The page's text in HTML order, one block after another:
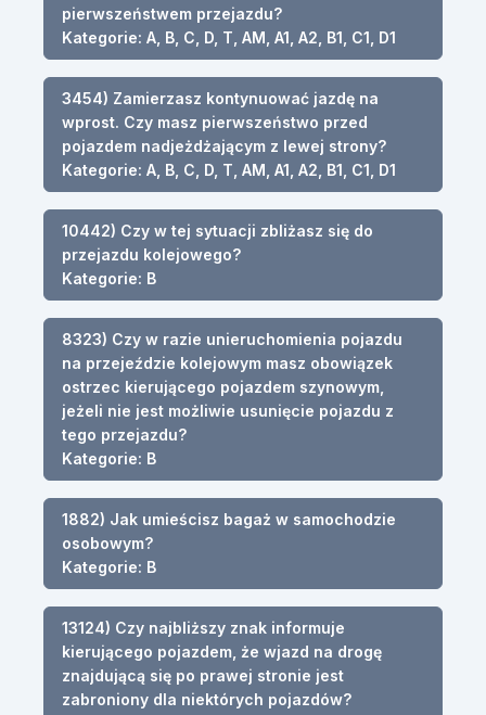
pierwszeństwem przejazdu?
Kategorie: A, B, C, D, T, AM, A1, A2, B1, C1, D1
3454) Zamierzasz kontynuować jazdę na
wprost. Czy masz pierwszeństwo przed
pojazdem nadjeżdżającym z lewej strony?
Kategorie: A, B, C, D, T, AM, A1, A2, B1, C1, D1
10442) Czy w tej sytuacji zbliżasz się do
przejazdu kolejowego?
Kategorie: B
8323) Czy w razie unieruchomienia pojazdu
na przejeździe kolejowym masz obowiązek
ostrzec kierującego pojazdem szynowym,
jeżeli nie jest możliwie usunięcie pojazdu z
tego przejazdu?
Kategorie: B
1882) Jak umieścisz bagaż w samochodzie
osobowym?
Kategorie: B
13124) Czy najbliższy znak informuje
kierującego pojazdem, że wjazd na drogę
znajdującą się po prawej stronie jest
zabroniony dla niektórych pojazdów?